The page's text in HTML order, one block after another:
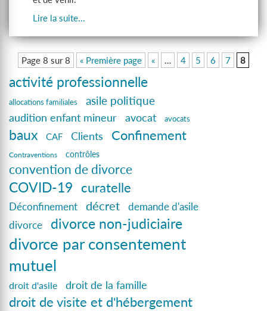
Lire la suite...
Page 8 sur 8 « Première page « … 4 5 6 7 8
activité professionnelle
allocations familiales asile politique
audition enfant mineur avocat avocats
baux CAF Clients Confinement
Contraventions contrôles
convention de divorce
COVID-19 curatelle
Déconfinement décret
demande d'asile
divorce
divorce non-judiciaire
divorce par consentement
mutuel
droit d'asile droit de la famille
droit de visite et d'hébergement